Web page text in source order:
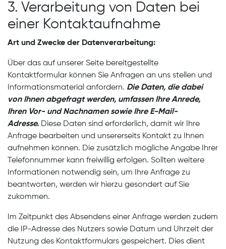
3. Verarbeitung von Daten bei
einer Kontaktaufnahme
Art und Zwecke der Datenverarbeitung:
Über das auf unserer Seite bereitgestellte
Kontaktformular können Sie Anfragen an uns stellen und
Informationsmaterial anfordern. Die Daten, die dabei
von Ihnen abgefragt werden, umfassen Ihre Anrede,
Ihren Vor- und Nachnamen sowie Ihre E-Mail-
Adresse. Diese Daten sind erforderlich, damit wir Ihre
Anfrage bearbeiten und unsererseits Kontakt zu Ihnen
aufnehmen können. Die zusätzlich mögliche Angabe Ihrer
Telefonnummer kann freiwillig erfolgen. Sollten weitere
Informationen notwendig sein, um Ihre Anfrage zu
beantworten, werden wir hierzu gesondert auf Sie
zukommen.
Im Zeitpunkt des Absendens einer Anfrage werden zudem
die IP-Adresse des Nutzers sowie Datum und Uhrzeit der
Nutzung des Kontaktformulars gespeichert. Dies dient